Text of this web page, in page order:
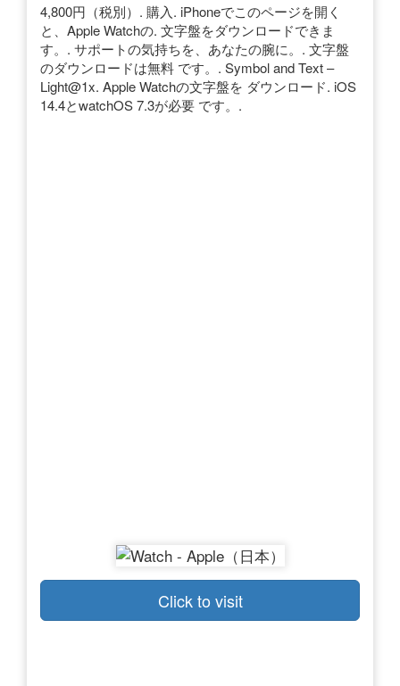
4,800円（税別）. 購入. iPhoneでこのページを開く
と、Apple Watchの. 文字盤をダウンロードできま
す。. サポートの気持ちを、あなたの腕に。. 文字盤
のダウンロードは無料 です。. Symbol and Text –
Light@1x. Apple Watchの文字盤を ダウンロード. iOS
14.4とwatchOS 7.3が必要 です。.
Click to visit